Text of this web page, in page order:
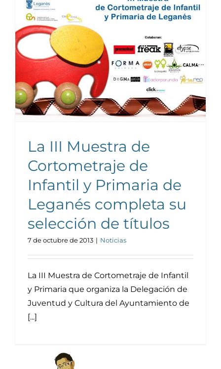
Noticias y publicaciones
La III Muestra de
Cortometraje de
Infantil y Primaria de
Leganés completa su
selección de títulos
7 de octubre de 2013 | Noticias
La III Muestra de Cortometraje de Infantil
y Primaria que organiza la Delegación de
Juventud y Cultura del Ayuntamiento de
[...]